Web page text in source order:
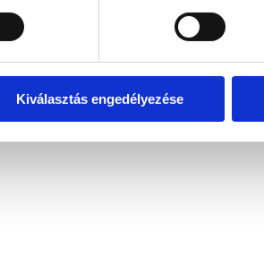
Kiválasztás engedélyezése